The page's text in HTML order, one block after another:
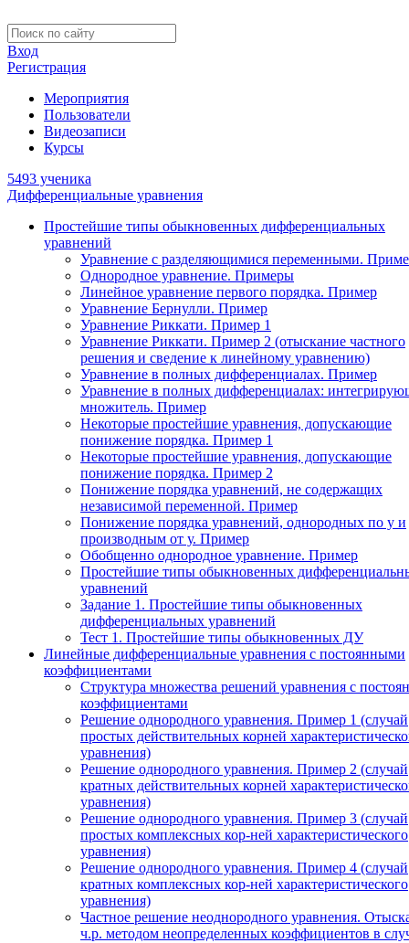
Вход
Регистрация
Мероприятия
Пользователи
Видеозаписи
Курсы
5493 ученика
Дифференциальные уравнения
Простейшие типы обыкновенных дифференциальных
уравнений
Уравнение с разделяющимися переменными.
Однородное уравнение. Примеры
Линейное уравнение первого порядка. Пример
Уравнение Бернулли. Пример
Уравнение Риккати. Пример 1
Уравнение Риккати. Пример 2 (отыскание частного
решения и сведение к линейному уравнению)
Уравнение в полных дифференциалах. Пример
Уравнение в полных дифференциалах:
множитель. Пример
Некоторые простейшие уравнения, допускающие
понижение порядка. Пример 1
Некоторые простейшие уравнения, допускающие
понижение порядка. Пример 2
Понижение порядка уравнений, не содержащих
независимой переменной. Пример
Понижение порядка уравнений, однородных по у и
производным от у. Пример
Обобщенно однородное уравнение. Пример
Простейшие типы обыкновенных
уравнений
Задание 1. Простейшие типы обыкновенных
дифференциальных уравнений
Тест 1. Простейшие типы обыкновенных ДУ
Линейные дифференциальные уравнения с постоянными
коэффициентами
Структура множества решений уравнения с
коэффициентами
Решение однородного уравнения. Пример 1 (случай
простых действительных корней
уравнения)
Решение однородного уравнения. Пример 2 (случай
кратных действительных корней
уравнения)
Решение однородного уравнения. Пример 3 (случай
простых комплексных кор-ней характеристического
уравнения)
Решение однородного уравнения. Пример 4 (случай
кратных комплексных кор-ней характеристического
уравнения)
Частное решение неоднородного уравнения.
ч.р. методом неопределенных коэффициентов в